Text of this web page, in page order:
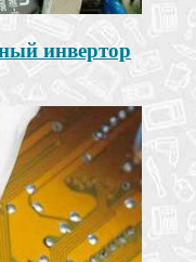
инвертор